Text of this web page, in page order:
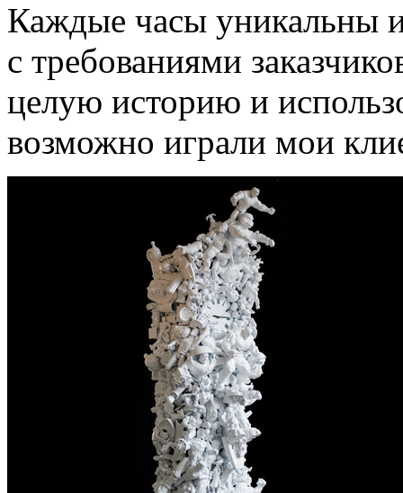
Каждые часы уникальны
с требованиями
целую историю и
возможно играли мои